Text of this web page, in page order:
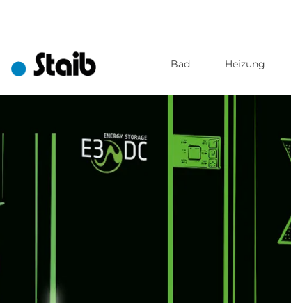
Bad Heizung